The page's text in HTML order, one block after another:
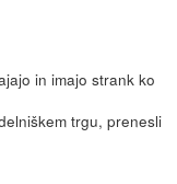
in imajo strank ko
trgu, prenesli